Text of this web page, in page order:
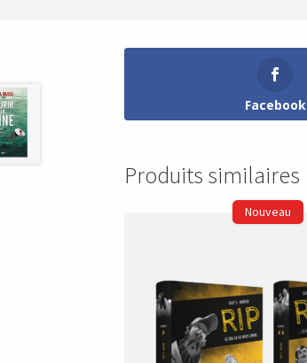
Facebook
Produits similaires